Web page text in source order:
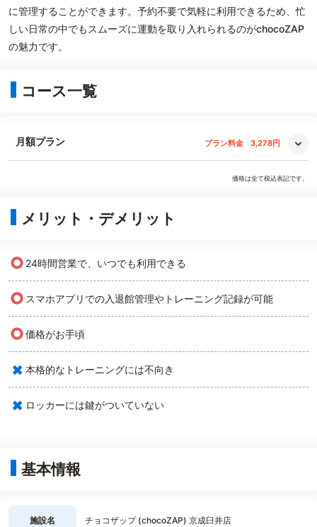
に管理することができます。予約不要で気軽に利用できるため、忙
しい日常の中でもスムーズに運動を取り入れられるのがchocoZAP
の魅力です。
コース一覧
月額プラン プラン料金 3,278円
価格は全て税込表記です。
メリット・デメリット
○ 24時間営業で、いつでも利用できる
○ スマホアプリでの入退館管理やトレーニング記録が可能
○価格がお手頃
× 本格的なトレーニングには不向き
× ロッカーには鍵がついていない
基本情報
施設名 チョコザップ (chocoZAP) 京成臼井店